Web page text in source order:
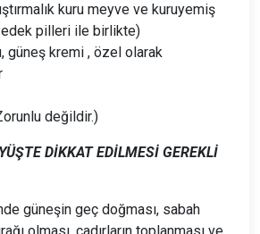
kuru meyve ve kuruyemiş
pilleri ile birlikte)
güneş kremi , özel olarak
değildir.)
DİKKAT EDİLMESİ GEREKLİ
güneşin geç doğması, sabah